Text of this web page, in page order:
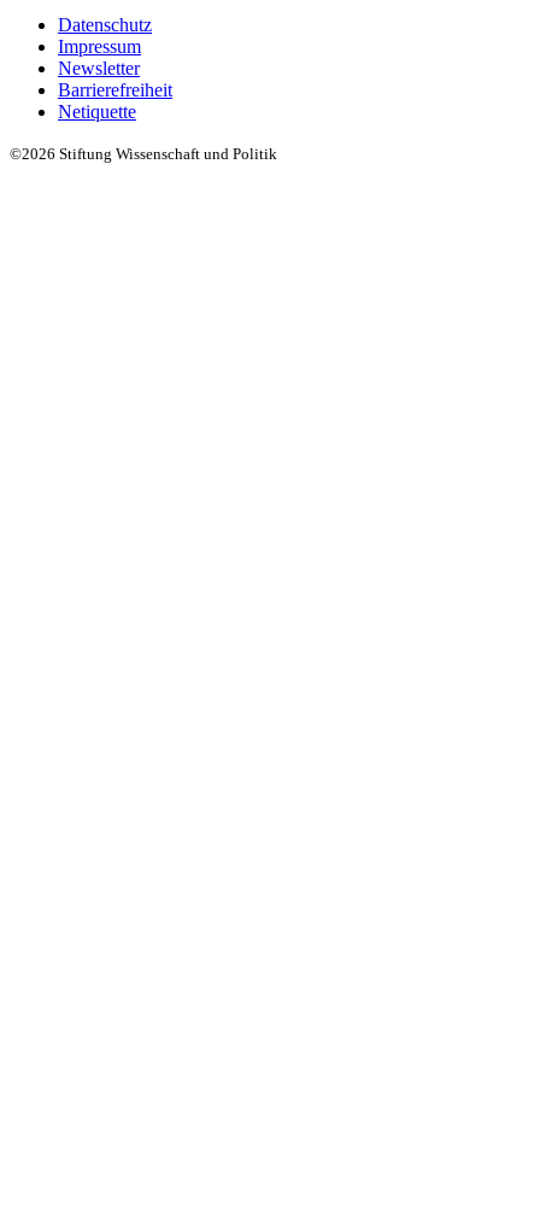
Datenschutz
Impressum
Newsletter
Barrierefreiheit
Netiquette
©2026 Stiftung Wissenschaft und Politik